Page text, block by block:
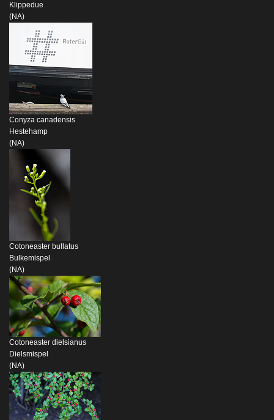
Klippedue
(NA)
Conyza canadensis
Hestehamp
(NA)
Cotoneaster bullatus
Bulkemispel
(NA)
Cotoneaster dielsianus
Dielsmispel
(NA)